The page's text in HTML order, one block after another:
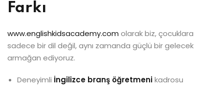
Farkı
www.englishkidsacademy.com olarak biz, çocuklara
sadece bir dil değil, aynı zamanda güçlü bir gelecek
armağan ediyoruz.
Deneyimli İngilizce branş öğretmenikadrosu